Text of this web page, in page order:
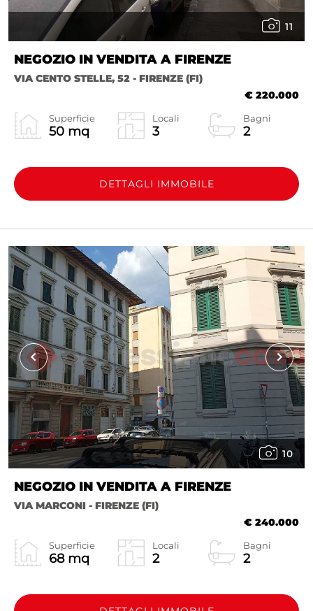
11
NEGOZIO IN VENDITA A FIRENZE
VIA CENTO STELLE, 52 - FIRENZE (FI)
€ 220.000
Superficie
50 mq
Locali
3
Bagni
2
DETTAGLI IMMOBILE
10
NEGOZIO IN VENDITA A FIRENZE
VIA MARCONI - FIRENZE (FI)
€ 240.000
Superficie
68 mq
Locali
2
Bagni
2